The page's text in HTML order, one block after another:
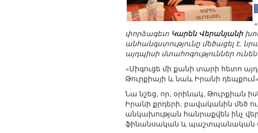
փորձագետ Կարեն Վերանյանի
անհանգստությունը մեծացել է,
այդպիսի մտահոգություններ
«Միգուցե մի քանի տարի հետո
Թուրքիայի և նաև Իրանի
Նա նշեց, որ, օրինակ, Թուրքիան
Իրանի քրդերի, բավականին մեծ
անկախության հանրաքվեն ինչ
ֆինանսական և պաշտպանական